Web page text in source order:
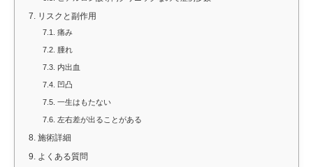
7. リスクと副作用
7.1. 痛み
7.2. 腫れ
7.3. 内出血
7.4. 凹凸
7.5. 一生はもたない
7.6. 左右差が出ることがある
8. 施術詳細
9.
よくある質問